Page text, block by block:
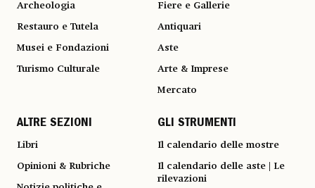
Archeologia
Restauro e Tutela
Musei e Fondazioni
Turismo Culturale
Fiere e Gallerie
Antiquari
Aste
Arte & Imprese
Mercato
ALTRE SEZIONI
Libri
Opinioni & Rubriche
GLI STRUMENTI
Il calendario delle mostre
Il calendario delle aste | Le
rilevazioni